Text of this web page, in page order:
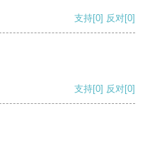
支持[0] 反对[0]
支持[0] 反对[0]